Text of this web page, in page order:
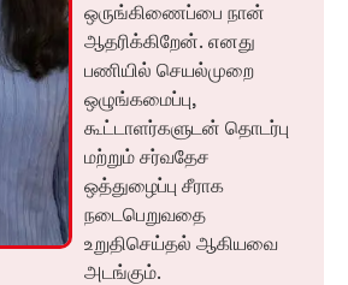
ஒருங்கிணைப்பை நான்
ஆதரிக்கிறேன். எனது
பணியில் செயல்முறை
ஒழுங்கமைப்பு,
கூட்டாளர்களுடன் தொடர்பு
மற்றும் சர்வதேச
ஒத்துழைப்பு சீராக
நடைபெறுவதை
உறுதிசெய்தல் ஆகியவை
அடங்கும்.